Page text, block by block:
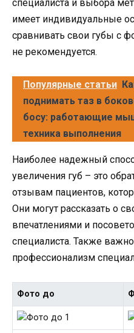
специалиста и выбора
имеет индивидуальные
сравнивать свои губы с
не рекомендуется.
Популярные статьи
поднимать таз в
босу: работающие
техника выполнения
Наиболее надежный
увеличения губ – это
отзывам пациентов,
Они могут рассказать о
впечатлениями и
специалиста. Также
профессионализм
Фото до